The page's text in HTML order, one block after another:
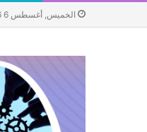
الخميس, أغسطس 6 2026